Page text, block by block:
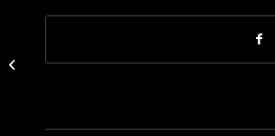
Paris Festival Ukulele 2015